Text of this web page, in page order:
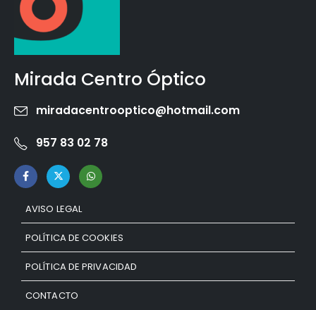
Mirada Centro Óptico
miradacentrooptico@hotmail.com
957 83 02 78
AVISO LEGAL
POLÍTICA DE COOKIES
POLÍTICA DE PRIVACIDAD
CONTACTO